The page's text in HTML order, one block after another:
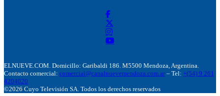
ELNUEVE.COM. Domicillo: Garibaldi 186. M5500 Mendoza, Argentina.
Contacto comercial: comercial@canalnuevemendoza.com.ar – Tel: +(54) 9 261
4204020
©2026 Cuyo Televisión SA. Todos los derechos reservados